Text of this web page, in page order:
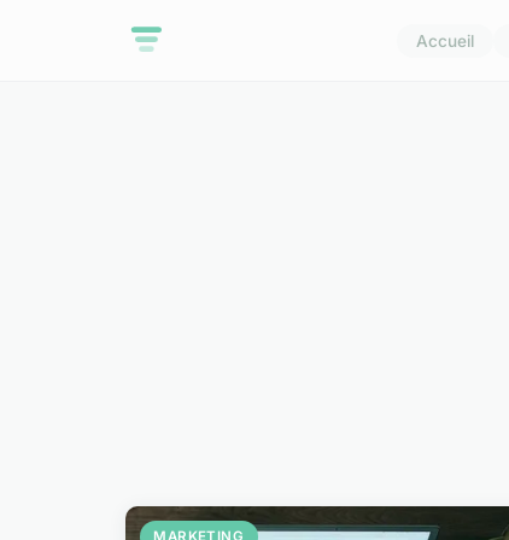
Accueil
MARKETING